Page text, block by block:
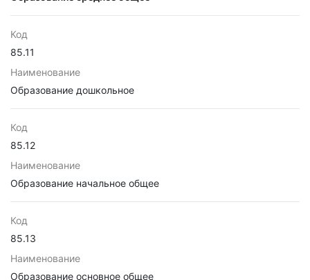
Код
85.11
Наименование
Образование дошкольное
Код
85.12
Наименование
Образование начальное общее
Код
85.13
Наименование
Образование основное общее